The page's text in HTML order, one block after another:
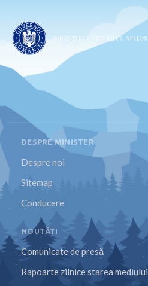
DESPRE MINISTER
Despre noi
Sitemap
Conducere
NOUTĂȚI
Comunicate de presă
Rapoarte zilnice starea mediului